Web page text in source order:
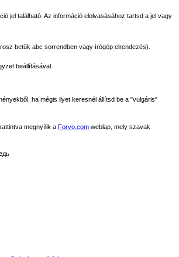
jel található. Az információ elolvasásához tartsd a jel vagy
betűk abc sorrendben vagy írógép elrendezés).
beállításával.
ha mégis ilyet keresnél állítsd be a "vulgáris"
megnyílik a Forvo.com weblap, mely szavak
дь